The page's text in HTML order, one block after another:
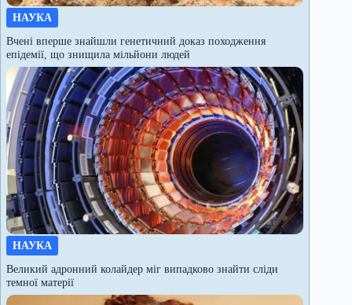
НАУКА
Вчені вперше знайшли генетичний доказ походження
епідемії, що знищила мільйони людей
НАУКА
Великий адронний колайдер міг випадково знайти сліди
темної матерії